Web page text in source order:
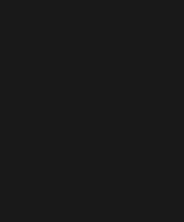
en nueva ventana)
nueva ventana)